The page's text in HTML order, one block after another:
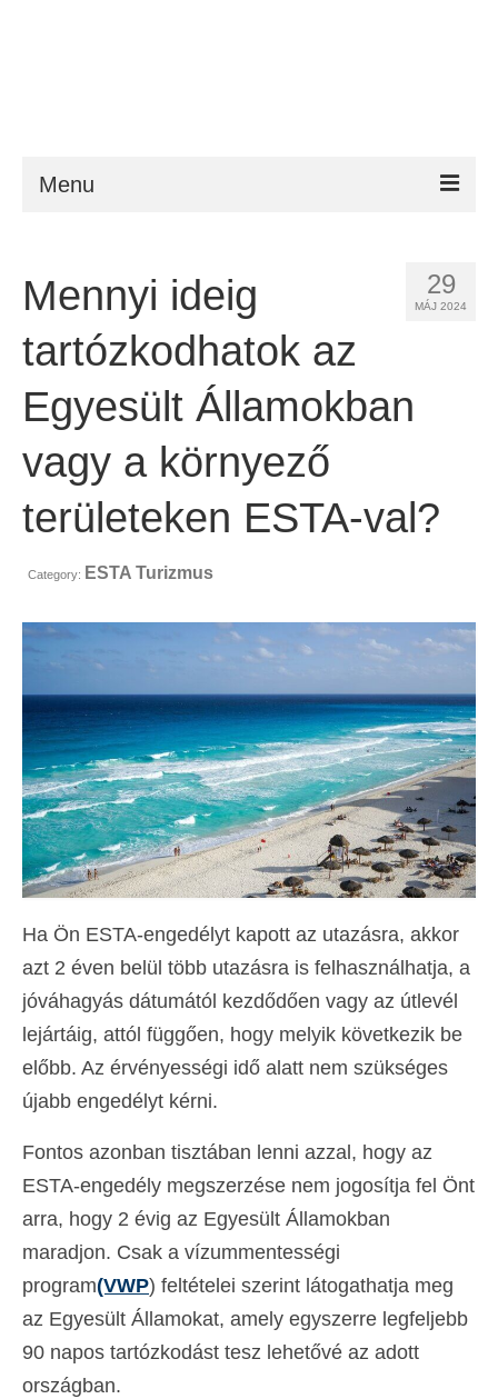
Menu
Követelmény
FAQ
Segítség
Hírek
Kapcsolat
Horvát )
Čeština(Cseh)
Dansk(Dán)
Nederlands(Holland)
English(Angol)
Eesti(észt)
Suomi(Finn)
Français(Francia)
Deutsch Német
Ελληνικά(Görög)
עברית(Héber
Italiano (Olasz)
한국어 ( Koreai)
Norsk bokmål(Norvég bokmål)
Polski Lengyel
Português
29
MÁJ 2024
Mennyi ideig
tartózkodhatok az
Egyesült Államokban
vagy a környező
területeken ESTA-val?
Category: ESTA Turizmus
Ha Ön ESTA-engedélyt kapott az utazásra, akkor
azt 2 éven belül több utazásra is felhasználhatja, a
jóváhagyás dátumától kezdődően vagy az útlevél
lejártáig, attól függően, hogy melyik következik be
előbb. Az érvényességi idő alatt nem szükséges
újabb engedélyt kérni.
Fontos azonban tisztában lenni azzal, hogy az
ESTA-engedély megszerzése nem jogosítja fel Önt
arra, hogy 2 évig az Egyesült Államokban
maradjon. Csak a vízummentességi
program(VWP) feltételei szerint látogathatja meg
az Egyesült Államokat, amely egyszerre legfeljebb
90 napos tartózkodást tesz lehetővé az adott
országban.